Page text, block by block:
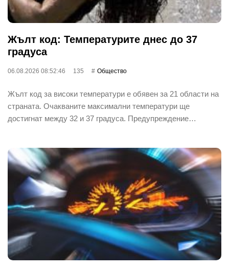
Жълт код: Температурите днес до 37
градуса
06.08.2026 08:52:46 135 Общество
Жълт код за високи температури е обявен за 21 области на
страната. Очакваните максимални температури ще
достигнат между 32 и 37 градуса. Предупреждение…